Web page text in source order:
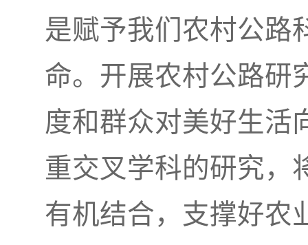
是赋予我们农村公路
命。开展农村公路研
度和群众对美好生活
重交叉学科的研究，
有机结合，支撑好农